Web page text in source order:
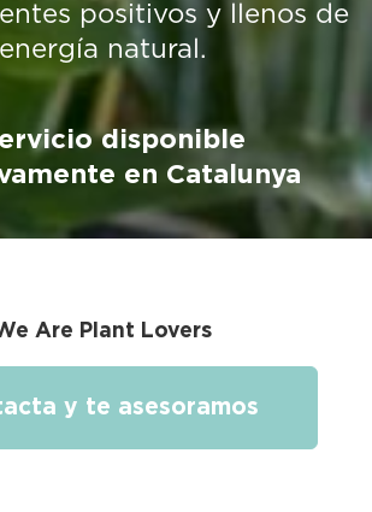
positivos y llenos de
energía natural.
disponible
en Catalunya
Are Plant Lovers
y te asesoramos